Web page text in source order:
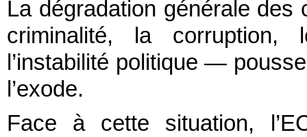
La dégradation générale
criminalité, la corruption,
l’instabilité politique —
l’exode.
Face à cette situation,